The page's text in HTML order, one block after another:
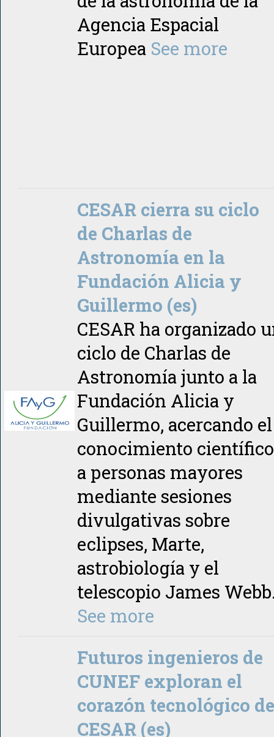
Agencia Espacial
Europea See more
CESAR cierra su ciclo
de Charlas de
Astronomía en la
Fundación Alicia y
Guillermo (es)
CESAR ha organizado
ciclo de Charlas de
Astronomía junto a la
Fundación Alicia y
Guillermo, acercando el
conocimiento científico
a personas mayores
mediante sesiones
divulgativas sobre
eclipses, Marte,
astrobiología y el
telescopio James
See more
Futuros ingenieros de
CUNEF exploran el
corazón tecnológico de
CESAR (es)